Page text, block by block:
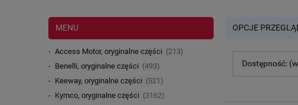
MENU
Access Motor, oryginalne części (213)
Benelli, oryginalne części (493)
Keeway, oryginalne części (521)
Kymco, oryginalne części (3162)
OPCJE
Dostępność: